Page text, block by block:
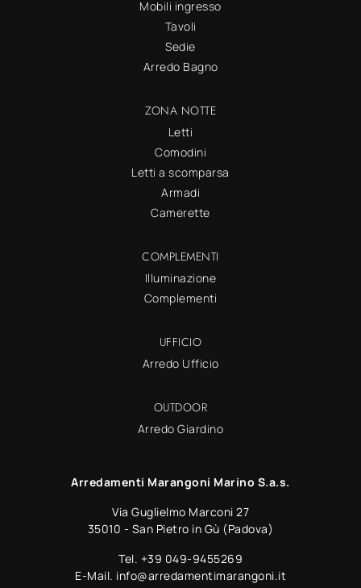
Mobili ingresso
Tavoli
Sedie
Arredo Bagno
ZONA NOTTE
Letti
Comodini
Letti a scomparsa
Armadi
Camerette
COMPLEMENTI
Illuminazione
Complementi
UFFICIO
Arredo Ufficio
OUTDOOR
Arredo Giardino
Arredamenti Marangoni Marino S.a.s.
Via Guglielmo Marconi 27
35010 - San Pietro in Gù (Padova)
Tel. +39 049-9455269
E-Mail. info@arredamentimarangoni.it